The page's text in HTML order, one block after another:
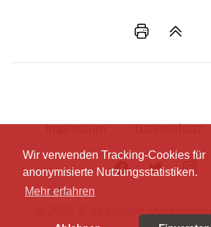
Wir verwenden Tracking-Cookies für
anonymisierte Nutzungsstatistiken.
Mehr erfahren
Impressum Datenschutz
FacebookTwitter
© 2026 Z. Zeitschrift